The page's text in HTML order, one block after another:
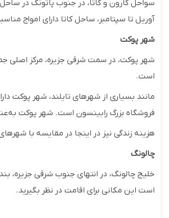
سواحل کارون و کاتا، در جنوب پاتونگ در
آوریل تا سپتامبر، ساحل کاتا دارای امواج
شهر پوکت
شهر پوکت، در سمت شرقی جزیره، مرکز اصلی
است.
مانند بسیاری از شهرهای تایلند، شهر پوکت
فروشگاه بزرگ رابینسون است. شهر پوکت
هزینه زندگی نیز در اینجا در مقایسه با شهرهای توریستی و
چالونگ
خلیج چالونگ، در انتهای جنوب شرقی جزیره،
است این مکانی برای اقامت در نظر بگیرید.